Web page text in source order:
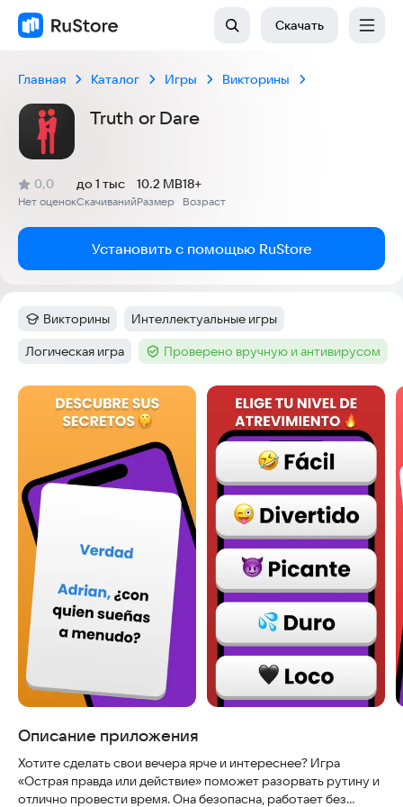
Скачать
Главная Каталог Игры Викторины
Truth or Dare
Рейтинг:
0,0
(
Нет оценок
)
Скачиваний
до 1 тыс
Размер
10.2 MB
Возраст
18+
Установить с помощью RuStore
Категория:
Викторины Тег:
Интеллектуальные игры
Тег :
Логическая игра Тег :Проверено вручную и антивирусом
Скриншоты
Описание приложения
Хотите сделать свои вечера ярче и интереснее? Игра
«Острая правда или действие» поможет разорвать рутину и
отлично провести время. Она безопасна, работает без